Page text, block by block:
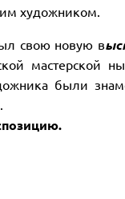
художником.
свою новую в
мастерской
были